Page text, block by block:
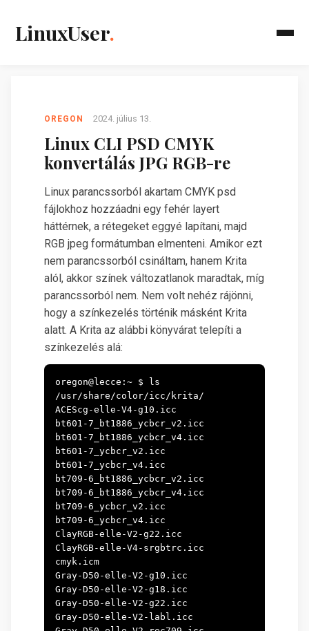
LinuxUser.
OREGON 2024. július 13.
Linux CLI PSD CMYK
konvertálás JPG RGB-re
Linux parancssorból akartam CMYK psd
fájlokhoz hozzáadni egy fehér layert
háttérnek, a rétegeket eggyé lapítani, majd
RGB jpeg formátumban elmenteni. Amikor ezt
nem parancssorból csináltam, hanem Krita
alól, akkor színek változatlanok maradtak, míg
parancssorból nem. Nem volt nehéz rájönni,
hogy a színkezelés történik másként Krita
alatt. A Krita az alábbi könyvárat telepíti a
színkezelés alá:
oregon@lecce:~ $ ls
/usr/share/color/icc/krita/
ACEScg-elle-V4-g10.icc
bt601-7_bt1886_ycbcr_v2.icc
bt601-7_bt1886_ycbcr_v4.icc
bt601-7_ycbcr_v2.icc
bt601-7_ycbcr_v4.icc
bt709-6_bt1886_ycbcr_v2.icc
bt709-6_bt1886_ycbcr_v4.icc
bt709-6_ycbcr_v2.icc
bt709-6_ycbcr_v4.icc
ClayRGB-elle-V2-g22.icc
ClayRGB-elle-V4-srgbtrc.icc
cmyk.icm
Gray-D50-elle-V2-g10.icc
Gray-D50-elle-V2-g18.icc
Gray-D50-elle-V2-g22.icc
Gray-D50-elle-V2-labl.icc